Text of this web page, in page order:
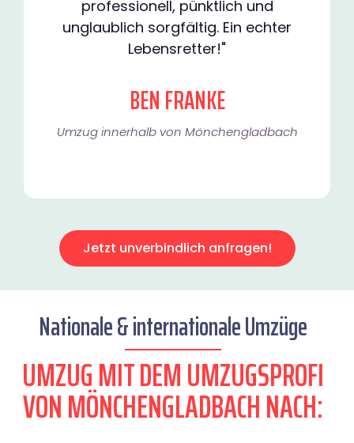
professionell, pünktlich und
unglaublich sorgfältig. Ein echter
Lebensretter!"
BEN FRANKE
Umzug innerhalb von Mönchengladbach​
Jetzt unverbindlich anfragen!
Nationale & internationale Umzüge
UMZUG MIT DEM UMZUGSPROFI
VON MÖNCHENGLADBACH NACH: